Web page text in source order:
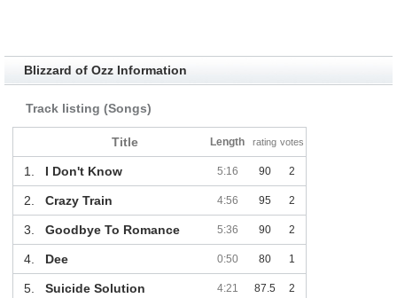
Blizzard of Ozz Information
Track listing (Songs)
Title Length rating votes
1. I Don't Know 5:16 90 2
2. Crazy Train 4:56 95 2
3. Goodbye To Romance 5:36 90 2
4. Dee 0:50 80 1
5. Suicide Solution 4:21 87.5 2